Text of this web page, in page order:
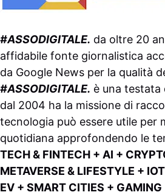
#ASSODIGITALE. da oltre 20
affidabile fonte giornalistica
da Google News per la qualità
#ASSODIGITALE. è una testata
dal 2004 ha la missione di
tecnologia può essere utile per
quotidiana approfondendo le
TECH & FINTECH + AI +
METAVERSE & LIFESTYLE +
EV + SMART CITIES + GAMING